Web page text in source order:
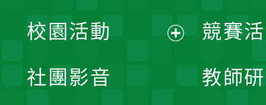
競賽
教師
開
校園活動
社團影音